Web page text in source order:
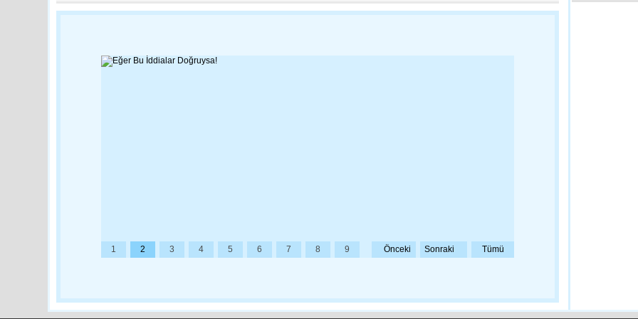
1 2 3 4 5 6 7 8 9 Tümü
Sonraki
Önceki